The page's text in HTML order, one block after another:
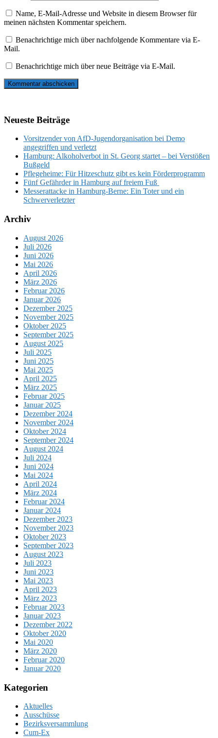
Name, E-Mail-Adresse und Website in diesem Browser für
meinen nächsten Kommentar speichern.
Benachrichtige mich über nachfolgende Kommentare via E-
Mail.
Benachrichtige mich über neue Beiträge via E-Mail.
Neueste Beiträge
Vorsitzender von AfD-Jugendorganisation bei Demo
angegriffen und verletzt
Hamburg: Alkoholverbot in St. Georg startet – bei Verstößen
Bußgeld
Pflegeheime: Für Hitzeschutz gibt es kein Förderprogramm
Fünf Gefährder in Hamburg auf freiem Fuß
Messerattacke in Hamburg-Berne: Ein Toter und ein
Schwerverletzter
Archiv
August 2026
Juli 2026
Juni 2026
Mai 2026
April 2026
März 2026
Februar 2026
Januar 2026
Dezember 2025
November 2025
Oktober 2025
September 2025
August 2025
Juli 2025
Juni 2025
Mai 2025
April 2025
März 2025
Februar 2025
Januar 2025
Dezember 2024
November 2024
Oktober 2024
September 2024
August 2024
Juli 2024
Juni 2024
Mai 2024
April 2024
März 2024
Februar 2024
Januar 2024
Dezember 2023
November 2023
Oktober 2023
September 2023
August 2023
Juli 2023
Juni 2023
Mai 2023
April 2023
März 2023
Februar 2023
Januar 2023
Dezember 2022
Oktober 2020
Mai 2020
März 2020
Februar 2020
Januar 2020
Kategorien
Aktuelles
Ausschüsse
Bezirksversammlung
Cum-Ex